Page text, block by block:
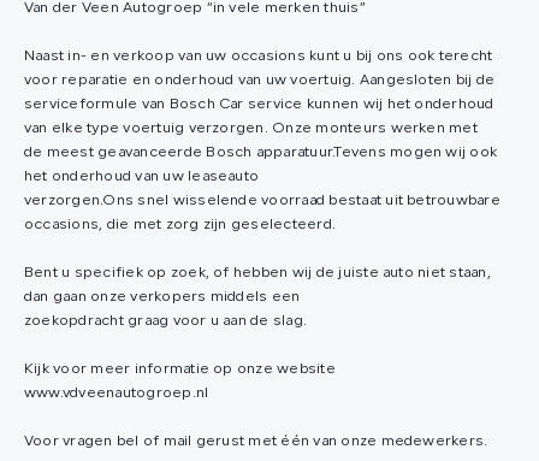
Van der Veen Autogroep “in vele merken thuis”
Naast in- en verkoop van uw occasions kunt u bij ons ook terecht
voor reparatie en onderhoud van uw voertuig. Aangesloten bij de
serviceformule van Bosch Car service kunnen wij het onderhoud
van elke type voertuig verzorgen. Onze monteurs werken met
de meest geavanceerde Bosch apparatuur.Tevens mogen wij ook
het onderhoud van uw leaseauto
verzorgen.Ons snel wisselende voorraad bestaat uit betrouwbare
occasions, die met zorg zijn geselecteerd.
Bent u specifiek op zoek, of hebben wij de juiste auto niet staan,
dan gaan onze verkopers middels een
zoekopdracht graag voor u aan de slag.
Kijk voor meer informatie op onze website
www.vdveenautogroep.nl
Voor vragen bel of mail gerust met één van onze medewerkers.